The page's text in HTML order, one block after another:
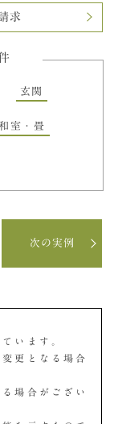
求
玄関
和室・畳
次の実例
います。
更となる場合
場合がござい